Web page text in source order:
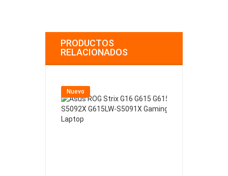
PRODUCTOS
RELACIONADOS
Nuevo